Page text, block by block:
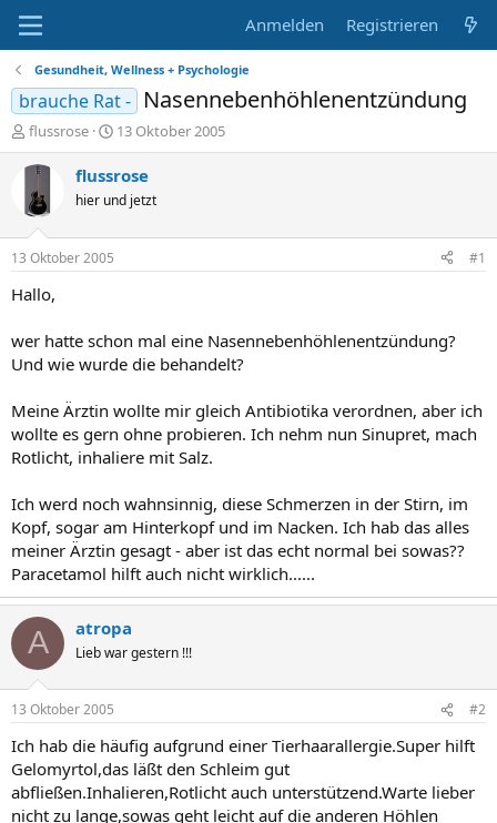
Anmelden Registrieren
Gesundheit, Wellness + Psychologie
brauche Rat - Nasennebenhöhlenentzündung
E
r
s
t
e
e
r
flussrose
E
r
s
e
t
13 Oktober 2005
flussrose
hier und jetzt
13 Oktober 2005 #1
Hallo,
wer hatte schon mal eine Nasennebenhöhlenentzündung?
Und wie wurde die behandelt?
Meine Ärztin wollte mir gleich Antibiotika verordnen, aber ich
wollte es gern ohne probieren. Ich nehm nun Sinupret, mach
Rotlicht, inhaliere mit Salz.
Ich werd noch wahnsinnig, diese Schmerzen in der Stirn, im
Kopf, sogar am Hinterkopf und im Nacken. Ich hab das alles
meiner Ärztin gesagt - aber ist das echt normal bei sowas??
Paracetamol hilft auch nicht wirklich......
A atropa
Lieb war gestern !!!
13 Oktober 2005 #2
Ich hab die häufig aufgrund einer Tierhaarallergie.Super hilft
Gelomyrtol,das läßt den Schleim gut
abfließen.Inhalieren,Rotlicht auch unterstützend.Warte lieber
nicht zu lange,sowas geht leicht auf die anderen Höhlen